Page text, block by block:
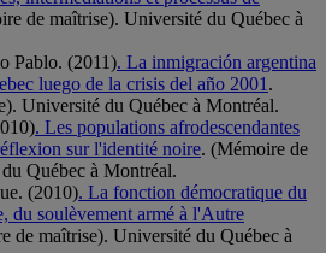
de maîtrise). Université du Québec à
Pablo. (2011). La inmigración argentina
luego de la crisis del año 2001 .
Université du Québec à Montréal.
. Les populations afrodescendantes
sur l'identité noire. (Mémoire de
Québec à Montréal.
(2010). La fonction démocratique du
du soulèvement armé à l'Autre
de maîtrise). Université du Québec à